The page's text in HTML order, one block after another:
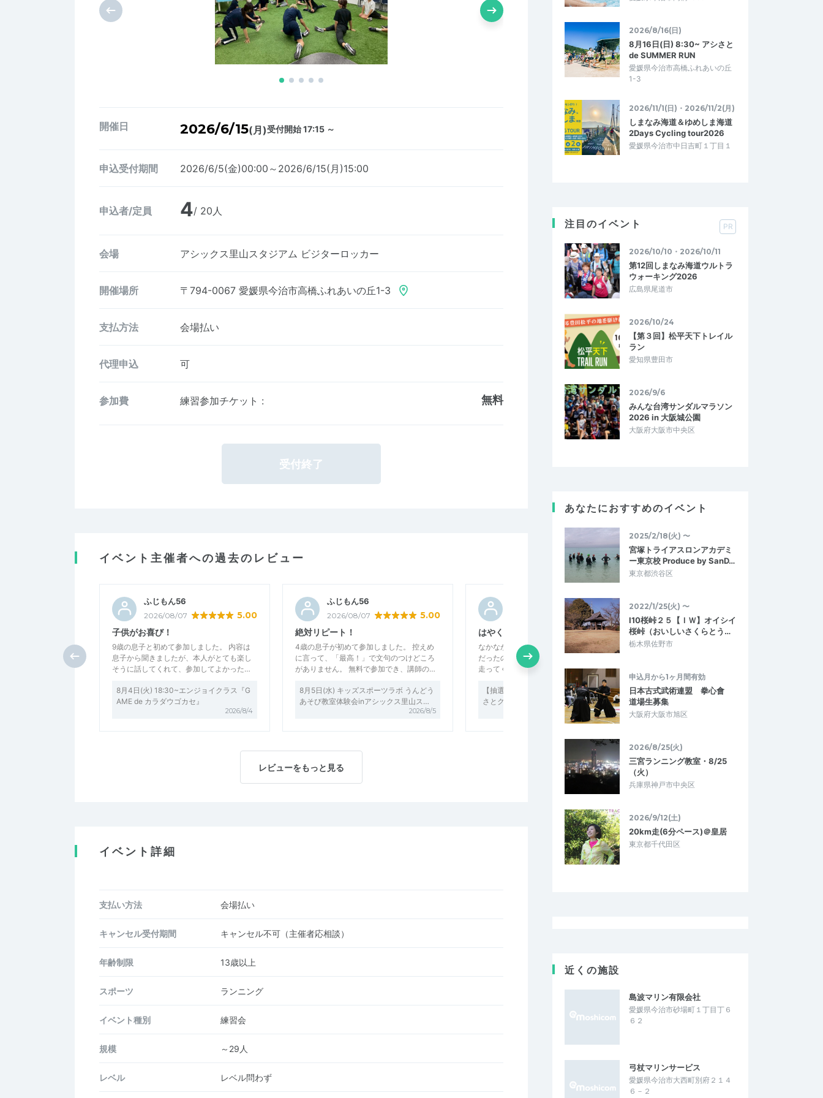
開催日 2026/6/15(月)受付開始 17:15 ～
申込受付期間 2026/6/5(金)00:00～2026/6/15(月)15:00
申込者/定員 4/ 20人
会場 アシックス里山スタジアム ビジターロッカー
開催場所 〒794-0067 愛媛県今治市高橋ふれあいの丘1-3
支払方法 会場払い
代理申込 可
参加費 練習参加チケット : 無料
受付終了
イベント主催者への過去のレビュー
ふじもん56
2026/08/07 5.00
子供がお喜び！
9歳の息子と初めて参加しました。 内容は
息子から聞きましたが、本人がとても楽し
そうに話してくれて、参加してよかった…
8月4日(火) 18:30~エンジョイクラス『G
AME de カラダウゴカセ』
2026/8/4
ふじもん56
2026/08/07 5.00
絶対リピート！
4歳の息子が初めて参加しました。 控えめ
に言って、「最高！」で文句のつけどころ
がありません。 無料で参加でき、講師の…
8月5日(水) キッズスポーツラボ うんどう
あそび教室体験会inアシックス里山ス…
2026/8/5
5.00
はやく走れるようになりたい
なかなか教えてもらうことができない機会
だったのでものすごくよかった。 目の前で
走ってくれてはやいしすごいなーとおも…
【抽選イベント】11月9日(日)9:45〜 アシ
さとクラブ『桐生選手セッション 』
2025/11/9
2026/07/30
あしさとを走った
たくさん走ってつかれたけど走るのは楽し
11月17日(日) 14:00〜 里山マラソンラン
ニングプログラム (ファンランナー向け)
レビューをもっと見る
イベント詳細
支払い方法 会場払い
キャンセル受付期間 キャンセル不可（主催者応相談）
年齢制限 13歳以上
スポーツ ランニング
イベント種別 練習会
規模 ～29人
レベル レベル問わず
2026/8/16(日)
8月16日(日) 8:30~ アシさと
de SUMMER RUN
愛媛県今治市高橋ふれあいの丘
1-3
2026/11/1(日)・2026/11/2(月)
しまなみ海道＆ゆめしま海道
2Days Cycling tour2026
愛媛県今治市中日吉町１丁目１
注目のイベント PR
2026/10/10・2026/10/11
第12回しまなみ海道ウルトラ
ウォーキング2026
広島県尾道市
2026/10/24
【第３回】松平天下トレイル
ラン
愛知県豊田市
2026/9/6
みんな台湾サンダルマラソン
2026 in 大阪城公園
大阪府大阪市中央区
あなたにおすすめのイベント
2025/2/18(火) 〜
宮塚トライアスロンアカデミ
ー東京校 Produce by SanD…
東京都渋谷区
2022/1/25(火) 〜
I10桜峠２５【ＩＷ】オイシイ
桜峠（おいしいさくらとう…
栃木県佐野市
申込月から1ヶ月間有効
日本古式武術連盟 拳心會
道場生募集
大阪府大阪市旭区
2026/8/25(火)
三宮ランニング教室・8/25
（火）
兵庫県神戸市中央区
2026/9/12(土)
20km走(6分ペース)＠皇居
東京都千代田区
近くの施設
島波マリン有限会社
愛媛県今治市砂場町１丁目丁６
６２
弓杖マリンサービス
愛媛県今治市大西町別府２１４
６－２